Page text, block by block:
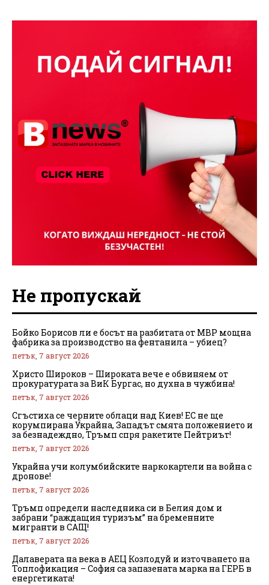
Не пропускай
Бойко Борисов ли е босът на разбитата от МВР мощна
фабрика за производство на фентанила – убиец?
петък, 7 август 2026
Христо Широков – Широката вече е обвиняем от
прокуратурата за ВиК Бургас, но духна в чужбина!
петък, 7 август 2026
Сгъстиха се черните облаци над Киев! ЕС не ще
корумпирана Украйна, Западът смята положението и
за безнадеждно, Тръмп спря ракетите Пейтриът!
петък, 7 август 2026
Украйна учи колумбийските наркокартели на война с
дронове!
петък, 7 август 2026
Тръмп определи наследника си в Белия дом и
забрани “раждащия туризъм” на бременните
мигранти в САЩ!
петък, 7 август 2026
Далаверата на века в АЕЦ Козлодуй и източването на
Топлофикация – София са запазената марка на ГЕРБ в
енергетиката!